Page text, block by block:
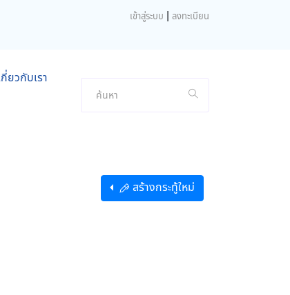
เข้าสู่ระบบ | ลงทะเบียน
กี่ยวกับเรา
สร้างกระทู้ใหม่